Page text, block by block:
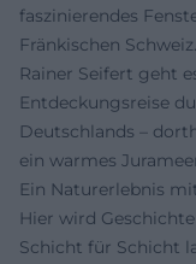
faszinierendes
Fränkischen
Rainer Seifert geht
Entdeckungsreise
Deutschlands –
ein warmes
Ein Naturerlebnis
Hier wird
Schicht für Schicht